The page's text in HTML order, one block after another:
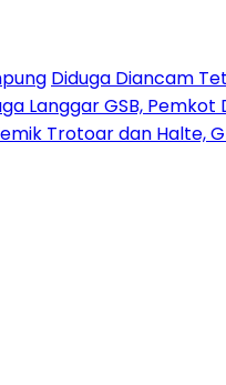
Diduga Diancam
Langgar GSB,
Trotoar dan Halte,